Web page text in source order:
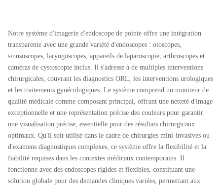
Notre système d'imagerie d'endoscope de pointe offre une intégration
transparente avec une grande variété d'endoscopes : otoscopes,
sinusoscopes, laryngoscopes, appareils de laparoscopie, arthroscopes et
caméras de cystoscopie inclus. Il s'adresse à de multiples interventions
chirurgicales, couvrant les diagnostics ORL, les interventions urologiques
et les traitements gynécologiques. Le système comprend un moniteur de
qualité médicale comme composant principal, offrant une netteté d'image
exceptionnelle et une représentation précise des couleurs pour garantir
une visualisation précise, essentielle pour des résultats chirurgicaux
optimaux. Qu'il soit utilisé dans le cadre de chirurgies mini-invasives ou
d'examens diagnostiques complexes, ce système offre la flexibilité et la
fiabilité requises dans les contextes médicaux contemporains. Il
fonctionne avec des endoscopes rigides et flexibles, constituant une
solution globale pour des demandes cliniques variées, permettant aux